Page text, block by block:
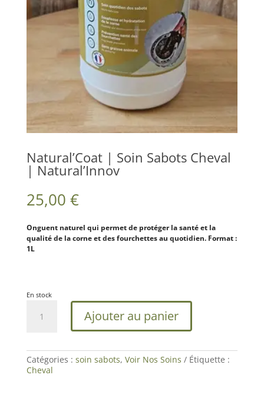
Natural’Coat | Soin Sabots Cheval
| Natural’Innov
25,00 €
Onguent naturel qui permet de protéger la santé et la
qualité de la corne et des fourchettes au quotidien. Format :
1L
En stock
Sabots
Cheval
Ajouter au panier
Catégories : soin sabots, Voir Nos Soins
Étiquette :
Cheval